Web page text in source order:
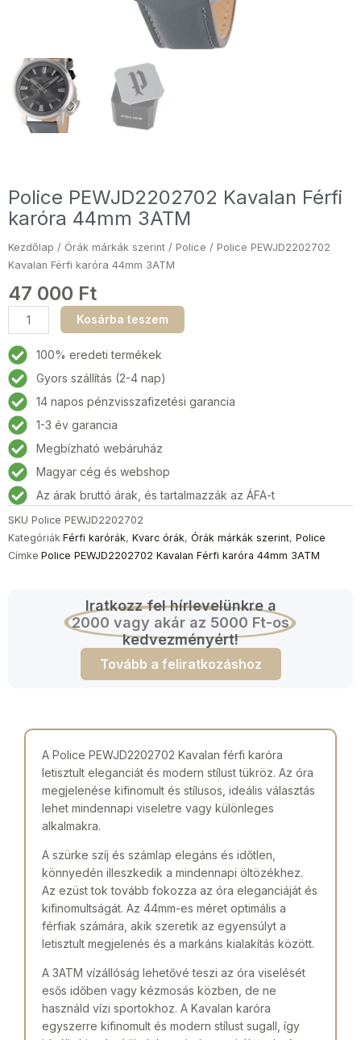
Police PEWJD2202702 Kavalan Férfi
karóra 44mm 3ATM
Kezdőlap / Órák márkák szerint / Police / Police PEWJD2202702
Kavalan Férfi karóra 44mm 3ATM
47 000 Ft
Police
PEWJD2202702
Kavalan
Férfi
karóra
44mm
3ATM
mennyiség
Kosárba teszem
100% eredeti termékek
Gyors szállítás (2-4 nap)
14 napos pénzvisszafizetési garancia
1-3 év garancia
Megbízható webáruház
Magyar cég és webshop
Az árak bruttó árak, és tartalmazzák az ÁFA-t
SKU Police PEWJD2202702
Kategóriák Férfi karórák, Kvarc órák, Órák márkák szerint, Police
Címke Police PEWJD2202702 Kavalan Férfi karóra 44mm 3ATM
Iratkozz fel hírlevelünkre a
2000 vagy akár az 5000 Ft-os
kedvezményért!
Tovább a feliratkozáshoz
A Police PEWJD2202702 Kavalan férfi karóra
letisztult eleganciát és modern stílust tükröz. Az óra
megjelenése kifinomult és stílusos, ideális választás
lehet mindennapi viseletre vagy különleges
alkalmakra.
A szürke szíj és számlap elegáns és időtlen,
könnyedén illeszkedik a mindennapi öltözékhez.
Az ezüst tok tovább fokozza az óra eleganciáját és
kifinomultságát. Az 44mm-es méret optimális a
férfiak számára, akik szeretik az egyensúlyt a
letisztult megjelenés és a markáns kialakítás között.
A 3ATM vízállóság lehetővé teszi az óra viselését
esős időben vagy kézmosás közben, de ne
használd vízi sportokhoz. A Kavalan karóra
egyszerre kifinomult és modern stílust sugall, így